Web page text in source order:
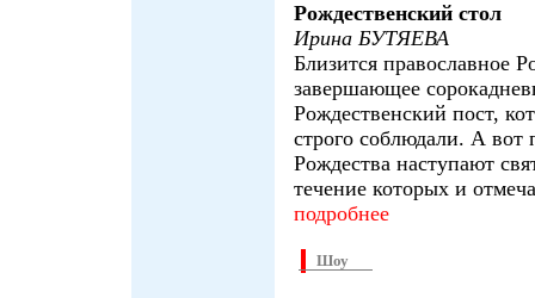
Рождественский стол
Ирина БУТЯЕВА
Близится православное
завершающее
Рождественский пост,
строго соблюдали. А вот
Рождества наступают
течение которых и
подробнее
Шоу